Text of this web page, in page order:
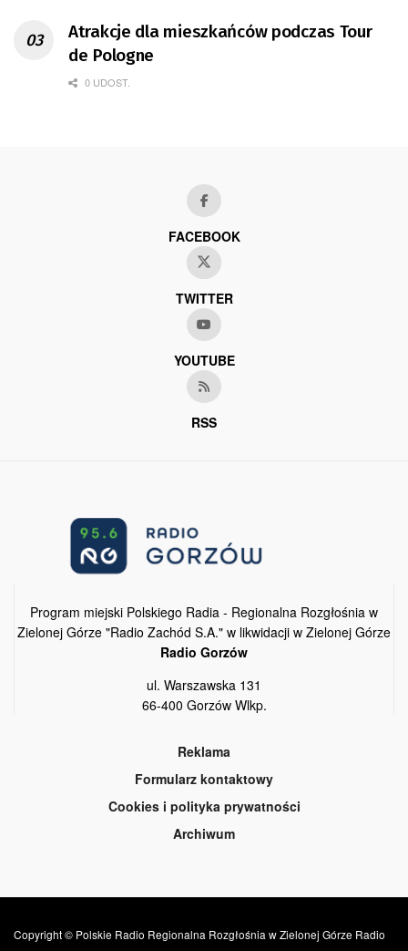
Atrakcje dla mieszkańców podczas Tour
de Pologne
0 UDOST.
FACEBOOK
TWITTER
YOUTUBE
RSS
Program miejski Polskiego Radia - Regionalna Rozgłośnia w
Zielonej Górze "Radio Zachód S.A." w likwidacji w Zielonej Górze
Radio Gorzów
ul. Warszawska 131
66-400 Gorzów Wlkp.
Reklama
Formularz kontaktowy
Cookies i polityka prywatności
Archiwum
Copyright © Polskie Radio Regionalna Rozgłośnia w Zielonej Górze Radio